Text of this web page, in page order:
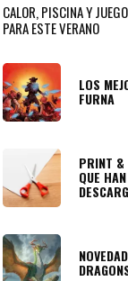
CALOR, PISCINA Y
PARA ESTE VERANO
LOS
FURNA
PRINT &
QUE